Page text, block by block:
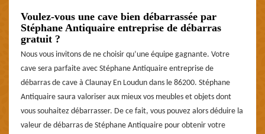
Voulez-vous une cave bien débarrassée par
Stéphane Antiquaire entreprise de débarras
gratuit ?
Nous vous invitons de ne choisir qu’une équipe gagnante. Votre
cave sera parfaite avec Stéphane Antiquaire entreprise de
débarras de cave à Claunay En Loudun dans le 86200. Stéphane
Antiquaire saura valoriser aux mieux vos meubles et objets dont
vous souhaitez débarrasser. De ce fait, vous pouvez alors déduire la
valeur de débarras de Stéphane Antiquaire pour obtenir votre